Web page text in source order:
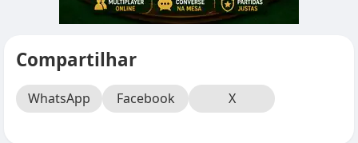
Compartilhar
WhatsApp Facebook X